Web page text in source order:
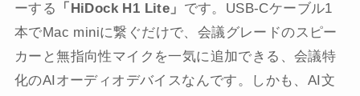
ーする
「HiDock H1 Lite」 です。USB-Cケーブル1
本でMac miniに繋ぐだけで、会議グレードのスピー
カーと無指向性マイクを一気に追加できる、会議特
化のAIオーディオデバイスなんです。しかも、AI文